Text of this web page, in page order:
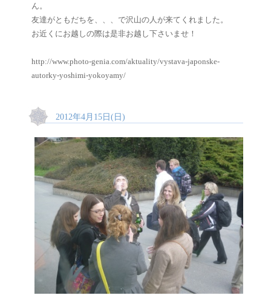
ん。
友達がともだちを、、、で沢山の人が来てくれました。
お近くにお越しの際は是非お越し下さいませ！
http://www.photo-genia.com/aktuality/vystava-japonske-
autorky-yoshimi-yokoyamy/
2012年4月15日(日)